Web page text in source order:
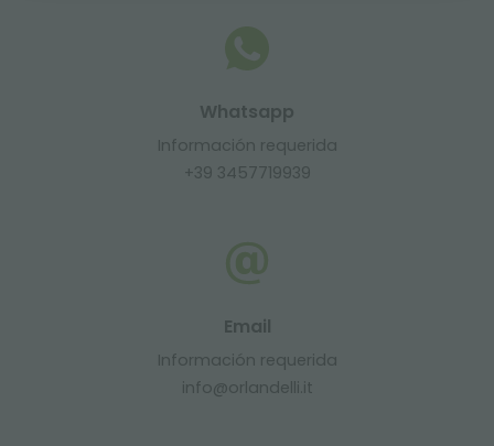
Whatsapp
Información requerida
+39 3457719939
Email
Información requerida
info@orlandelli.it